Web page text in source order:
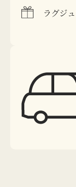
ラグジ